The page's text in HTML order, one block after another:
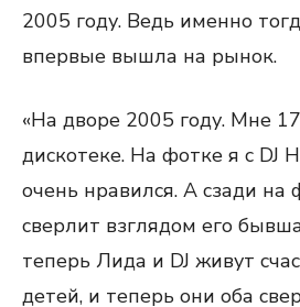
2005 году. Ведь именно
впервые вышла на рынок.
«На дворе 2005 году. Мне
дискотеке. На фотке я с DJ
очень нравился. А сзади на
сверлит взглядом его
теперь Лида и DJ живут
детей, и теперь они оба